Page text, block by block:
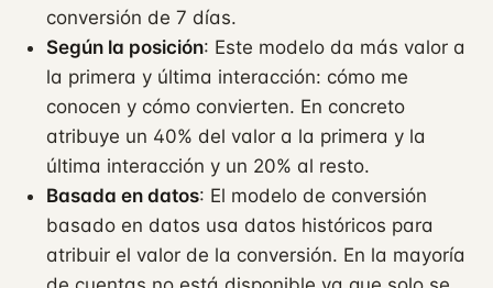
conversión de 7 días.
Según la posición: Este modelo da más valor a
la primera y última interacción: cómo me
conocen y cómo convierten. En concreto
atribuye un 40% del valor a la primera y la
última interacción y un 20% al resto.
Basada en datos: El modelo de conversión
basado en datos usa datos históricos para
atribuir el valor de la conversión. En la mayoría